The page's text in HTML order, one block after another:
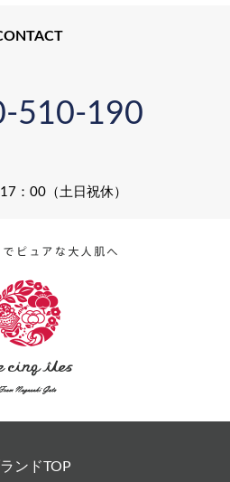
510-190
：00（土日祝休）
ンドTOP